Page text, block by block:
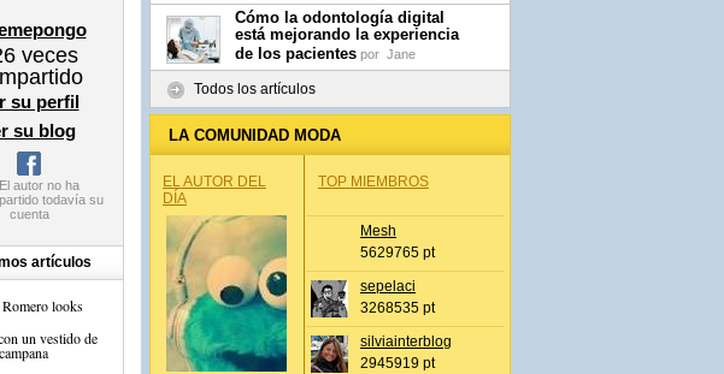
veces
su perfil
su blog
artículos
Romero looks
un vestido de
Cómo la odontología digital
está mejorando la experiencia
de los pacientes por Jane
Todos los artículos
LA COMUNIDAD MODA
EL AUTOR DEL
DÍA
TOP MIEMBROS
Mesh
5629765 pt
sepelaci
3268535 pt
silviainterblog
2945919 pt